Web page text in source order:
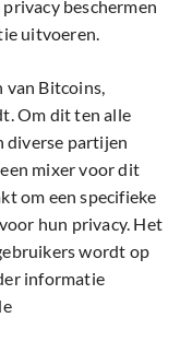
beschermen
uitvoeren.
van Bitcoins,
Om dit ten alle
diverse partijen
mixer voor dit
om een specifieke
hun privacy. Het
wordt op
informatie